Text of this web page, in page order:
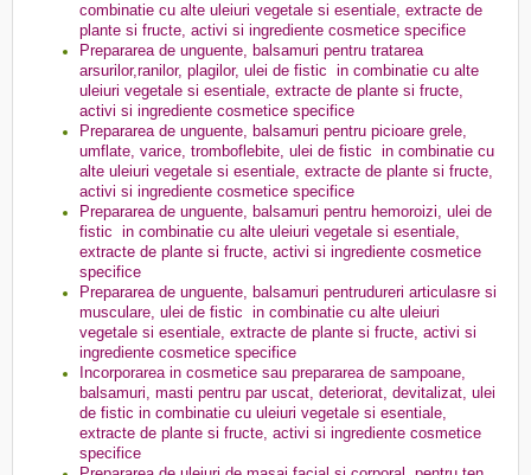
combinatie cu alte uleiuri vegetale si esentiale, extracte de
plante si fructe, activi si ingrediente cosmetice specifice
Prepararea de unguente, balsamuri pentru tratarea
arsurilor,ranilor, plagilor, ulei de fistic in combinatie cu alte
uleiuri vegetale si esentiale, extracte de plante si fructe,
activi si ingrediente cosmetice specifice
Prepararea de unguente, balsamuri pentru picioare grele,
umflate, varice, tromboflebite, ulei de fistic in combinatie cu
alte uleiuri vegetale si esentiale, extracte de plante si fructe,
activi si ingrediente cosmetice specifice
Prepararea de unguente, balsamuri pentru hemoroizi, ulei de
fistic in combinatie cu alte uleiuri vegetale si esentiale,
extracte de plante si fructe, activi si ingrediente cosmetice
specifice
Prepararea de unguente, balsamuri pentrudureri articulasre si
musculare, ulei de fistic in combinatie cu alte uleiuri
vegetale si esentiale, extracte de plante si fructe, activi si
ingrediente cosmetice specifice
Incorporarea in cosmetice sau prepararea de sampoane,
balsamuri, masti pentru par uscat, deteriorat, devitalizat, ulei
de fistic in combinatie cu uleiuri vegetale si esentiale,
extracte de plante si fructe, activi si ingrediente cosmetice
specifice